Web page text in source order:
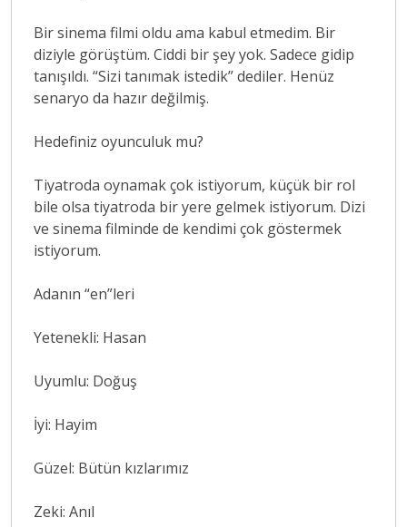
Bir sinema filmi oldu ama kabul etmedim. Bir
diziyle görüştüm. Ciddi bir şey yok. Sadece gidip
tanışıldı. “Sizi tanımak istedik” dediler. Henüz
senaryo da hazır değilmiş.
Hedefiniz oyunculuk mu?
Tiyatroda oynamak çok istiyorum, küçük bir rol
bile olsa tiyatroda bir yere gelmek istiyorum. Dizi
ve sinema filminde de kendimi çok göstermek
istiyorum.
Adanın “en”leri
Yetenekli: Hasan
Uyumlu: Doğuş
İyi: Hayim
Güzel: Bütün kızlarımız
Zeki: Anıl